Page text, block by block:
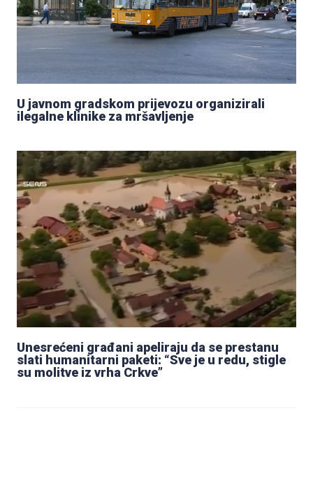
U javnom gradskom prijevozu organizirali
ilegalne klinike za mršavljenje
Unesrećeni građani apeliraju da se prestanu
slati humanitarni paketi: “Sve je u redu, stigle
su molitve iz vrha Crkve”